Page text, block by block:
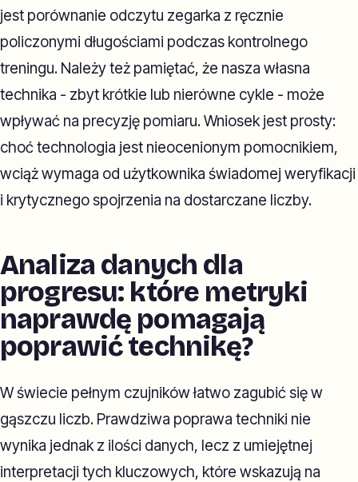
jest porównanie odczytu zegarka z ręcznie
policzonymi długościami podczas kontrolnego
treningu. Należy też pamiętać, że nasza własna
technika - zbyt krótkie lub nierówne cykle - może
wpływać na precyzję pomiaru. Wniosek jest prosty:
choć technologia jest nieocenionym pomocnikiem,
wciąż wymaga od użytkownika świadomej weryfikacji
i krytycznego spojrzenia na dostarczane liczby.
Analiza danych dla
progresu: które metryki
naprawdę pomagają
poprawić technikę?
W świecie pełnym czujników łatwo zagubić się w
gąszczu liczb. Prawdziwa poprawa techniki nie
wynika jednak z ilości danych, lecz z umiejętnej
interpretacji tych kluczowych, które wskazują na